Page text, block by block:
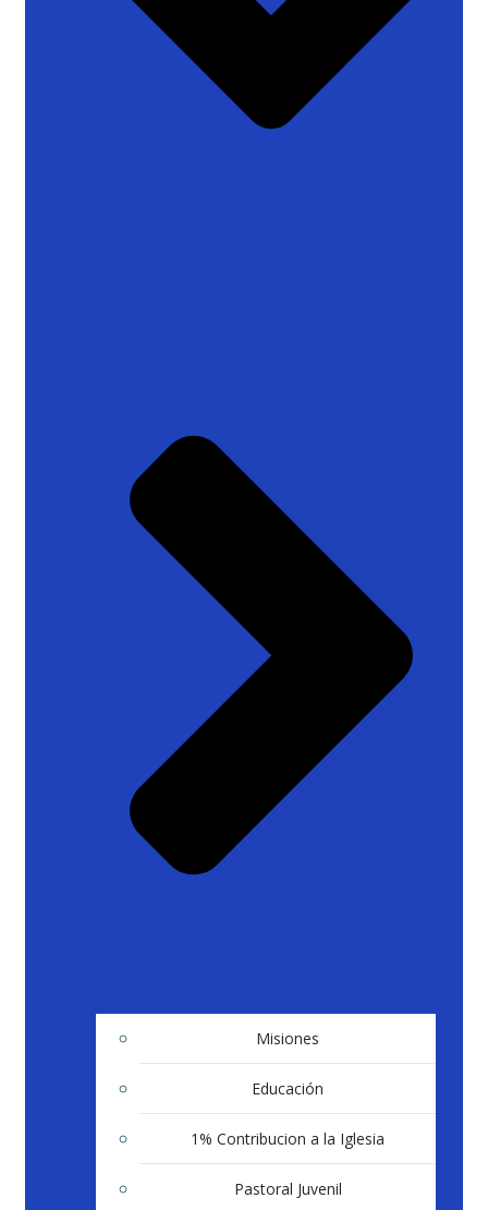
Misiones
Educación
1% Contribucion a la Iglesia
Pastoral Juvenil